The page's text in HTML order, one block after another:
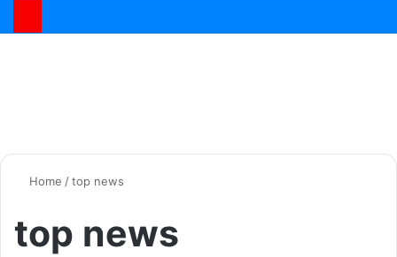
Home /top news
top news